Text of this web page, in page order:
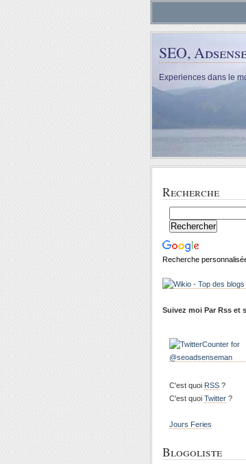
SEO,
Experiences dans le
Recherche
Recherche
Suivez moi Par Rss et
C'est quoi RSS ?
C'est quoi Twitter ?
Jours Feries
Blogoliste